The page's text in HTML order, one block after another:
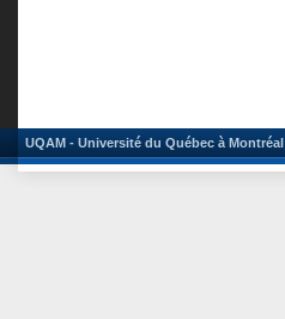
UQAM - Université du Québec à Montréal